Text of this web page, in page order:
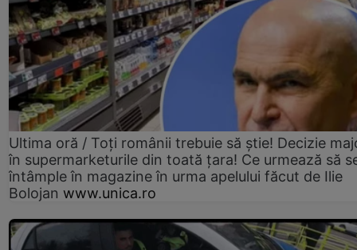
Ultima oră / Toți românii trebuie să știe! Decizie
în supermarketurile din toată țara! Ce urmează să
întâmple în magazine în urma apelului făcut de Ilie
Bolojan www.unica.ro